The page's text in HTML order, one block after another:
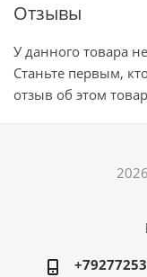
Отзывы
У данного товара
Станьте первым,
отзыв об этом